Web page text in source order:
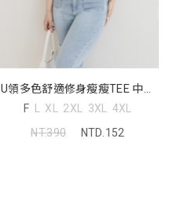
U領多色舒適修身瘦瘦TEE 中大
尺碼上衣
F L XL 2XL 3XL 4XL
NT.390
NTD.152